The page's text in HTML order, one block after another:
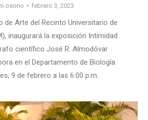
febrero 3, 2023
de Arte del Recinto Universitario de
inaugurará la exposición Intimidad
científico José R. Almodóvar
en el Departamento de Biología
9 de febrero a las 6:00 p.m.